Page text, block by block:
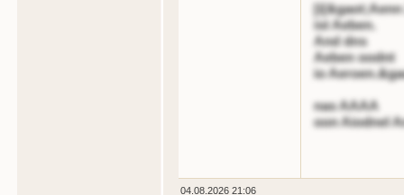
[i[&gaot;Aenn
ist Aeben.
And dns
Aeben oodnt
io
nas AAAA
oon Aiodnel
04.08.2026 21:06